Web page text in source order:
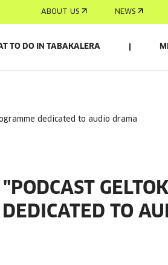
ABOUT US NEWS
TO DO IN TABAKALERA
dedicated to audio drama
TO